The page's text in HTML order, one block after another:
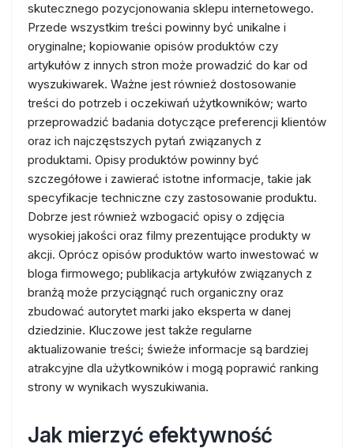
skutecznego pozycjonowania sklepu internetowego.
Przede wszystkim treści powinny być unikalne i
oryginalne; kopiowanie opisów produktów czy
artykułów z innych stron może prowadzić do kar od
wyszukiwarek. Ważne jest również dostosowanie
treści do potrzeb i oczekiwań użytkowników; warto
przeprowadzić badania dotyczące preferencji klientów
oraz ich najczęstszych pytań związanych z
produktami. Opisy produktów powinny być
szczegółowe i zawierać istotne informacje, takie jak
specyfikacje techniczne czy zastosowanie produktu.
Dobrze jest również wzbogacić opisy o zdjęcia
wysokiej jakości oraz filmy prezentujące produkty w
akcji. Oprócz opisów produktów warto inwestować w
bloga firmowego; publikacja artykułów związanych z
branżą może przyciągnąć ruch organiczny oraz
zbudować autorytet marki jako eksperta w danej
dziedzinie. Kluczowe jest także regularne
aktualizowanie treści; świeże informacje są bardziej
atrakcyjne dla użytkowników i mogą poprawić ranking
strony w wynikach wyszukiwania.
Jak mierzyć efektywność